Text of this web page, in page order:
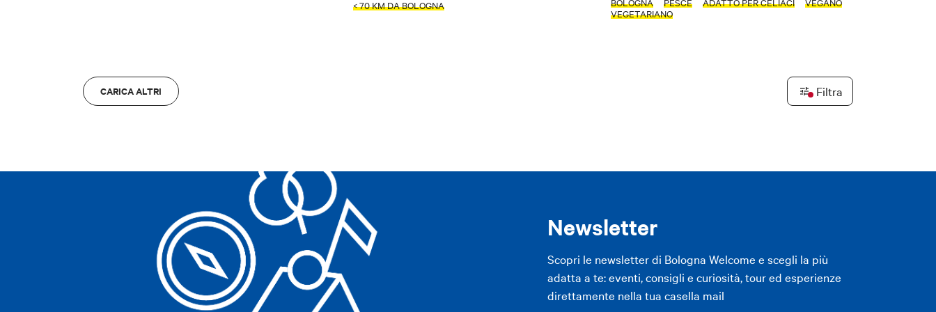
< 70 KM DA BOLOGNA
VEGETARIANO
CARICA ALTRI Filtra
Newsletter
Scopri le newsletter di Bologna Welcome e scegli la più
adatta a te: eventi, consigli e curiosità, tour ed esperienze
direttamente nella tua casella mail